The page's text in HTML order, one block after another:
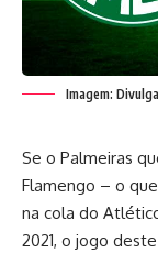
Imagem:
Se o Palmeiras
Flamengo – o
na cola do
2021, o jogo